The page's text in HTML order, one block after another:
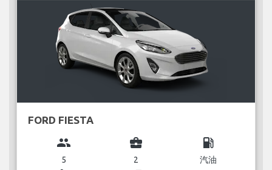
FORD FIESTA
group
5
business_center
2
local_gas_station
汽油